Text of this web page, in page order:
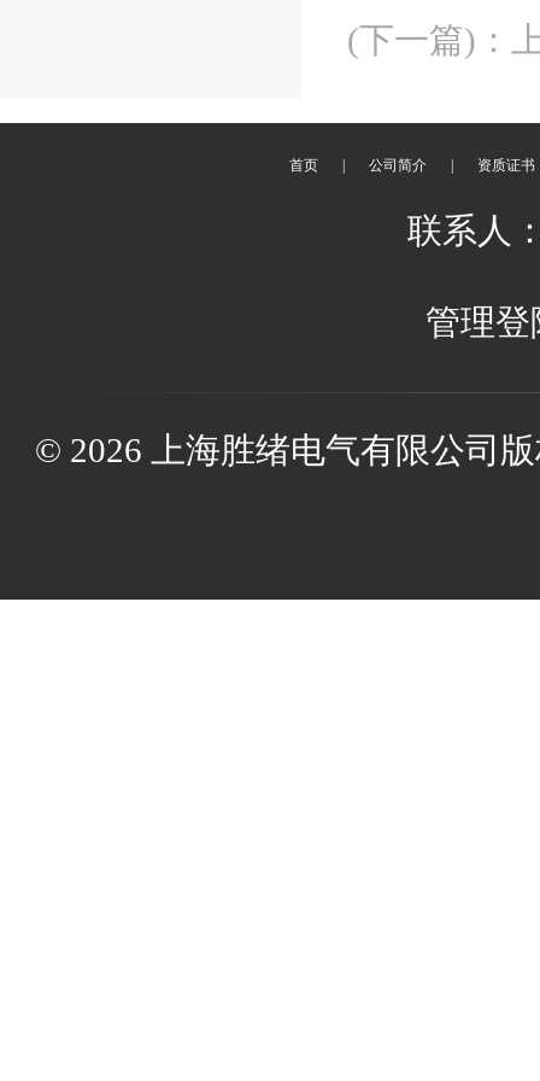
(下一篇) ：
首页 公司简介 资质证书
联系人
管理登
© 2026 上海胜绪电气有限公司